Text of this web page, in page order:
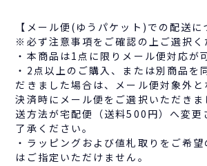
【メール便(ゆうパケット)での配送に
※必ず注意事項をご確認の上ご選択く
・本商品は1点に限りメール便対応が
・2点以上のご購入、または別商品を
だきました場合は、メール便対象外と
決済時にメール便をご選択いただき
送方法が宅配便（送料500円）へ変更
了承ください。
・ラッピングおよび値札取りをご希
はご指定いただけません。